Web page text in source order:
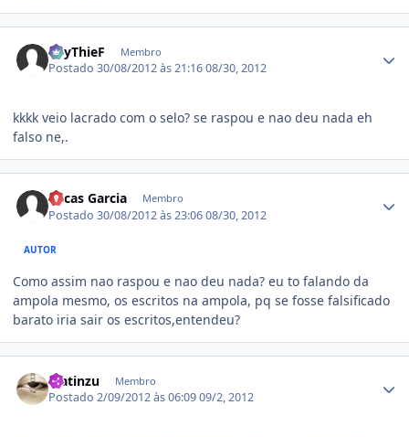
SpyThieF Membro
Postado30/08/2012 às 21:1608/30, 2012
kkkk veio lacrado com o selo? se raspou e nao deu nada eh
falso ne,.
Lucas Garcia Membro
Postado30/08/2012 às 23:0608/30, 2012
AUTOR
Como assim nao raspou e nao deu nada? eu to falando da
ampola mesmo, os escritos na ampola, pq se fosse falsificado
barato iria sair os escritos,entendeu?
Matinzu Membro
Postado2/09/2012 às 06:0909/2, 2012